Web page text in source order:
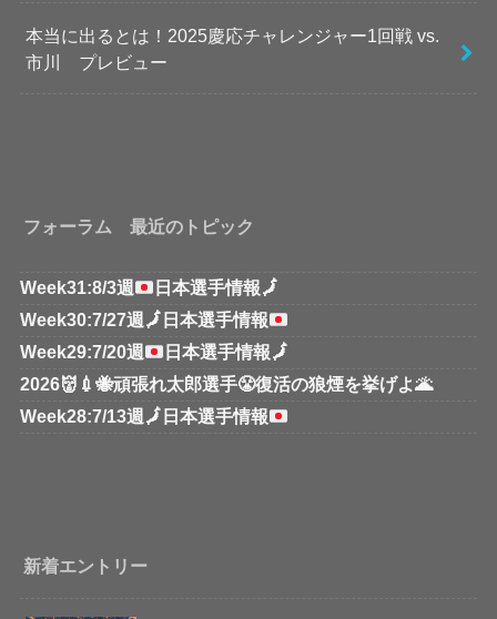
本当に出るとは！2025慶応チャレンジャー1回戦 vs.
市川 プレビュー
フォーラム 最近のトピック
Week31:8/3週 日本選手情報🗾
Week30:7/27週 🗾 日本選手情報
Week29:7/20週
日本選手情報🗾
2026👹💉🐝頑張れ太郎選手😤復活の狼煙を挙げよ🌋
Week28:7/13週 🗾 日本選手情報
新着エントリー